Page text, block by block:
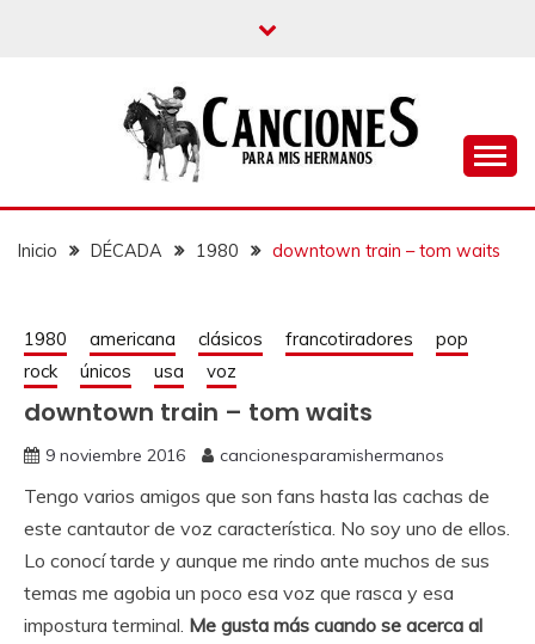
CANCIONES PARA
MIS HERMANOS
Inicio DÉCADA 1980 downtown train – tom waits
1980 americana clásicos francotiradores
pop
rock
únicos usa voz
downtown train – tom waits
9 noviembre 2016 cancionesparamishermanos
Tengo varios amigos que son fans hasta las cachas de
este cantautor de voz característica. No soy uno de ellos.
Lo conocí tarde y aunque me rindo ante muchos de sus
temas me agobia un poco esa voz que rasca y esa
impostura terminal. Me gusta más cuando se acerca al